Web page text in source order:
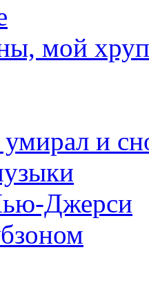
мой
умирал и
Джерси